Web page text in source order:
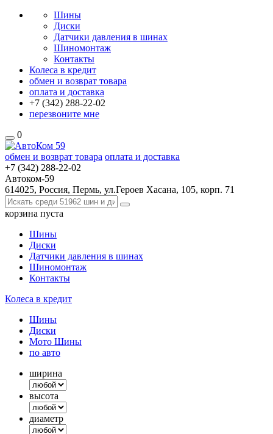
Шины
Диски
Датчики давления в шинах
Шиномонтаж
Контакты
Колеса в кредит
обмен и возврат товара
оплата и доставка
+7 (342) 288-22-02
перезвоните мне
0
обмен и возврат товара оплата и доставка
+7 (342) 288-22-02
Автоком-59
614025, Россия, Пермь, ул.Героев Хасана, 105, корп. 71
корзина пуста
Шины
Диски
Датчики давления в шинах
Шиномонтаж
Контакты
Колеса в кредит
Шины
Диски
Мото Шины
по авто
ширина
высота
диаметр